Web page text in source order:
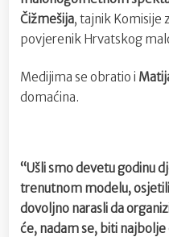
Čižmešija, tajnik Komisije
povjerenik Hrvatskog
Medijima se obratio i
domaćina.
“Ušli smo devetu godinu
trenutnom modelu,
dovoljno narasli da
će, nadam se, biti